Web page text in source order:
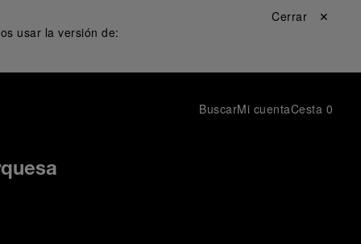
usar la versión de:
Cerrar ✕
BuscarMi cuentaCesta 0